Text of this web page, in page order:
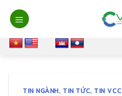
Chuyển
đến
nội
dung
TIN NGÀNH,TIN TỨC,TIN VCC